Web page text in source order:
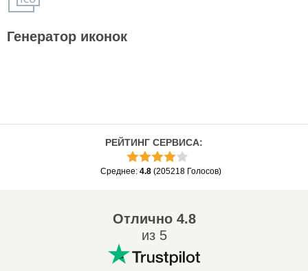
Генератор иконок
РЕЙТИНГ СЕРВИСА:
Среднее: 4.8 (205218 Голосов)
Отлично4.8
из 5